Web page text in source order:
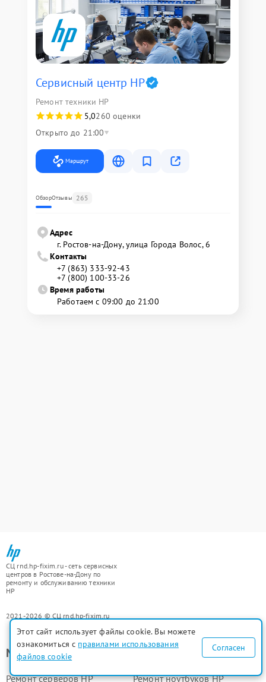
Сервисный центр HP
Ремонт техники HP
5,0260 оценки
Открыто до 21:00
Маршрут
ОбзорОтзывы 265
Адрес
г. Ростов-на-Дону, улица Города Волос, 6
Контакты
+7 (863) 333-92-43
+7 (800) 100-33-26
Время работы
Работаем с 09:00 до 21:00
СЦ rnd.hp-fixim.ru - сеть сервисных
центров в Ростове-на-Дону по
ремонту и обслуживанию техники
HP
2021-2026 © СЦ rnd.hp-fixim.ru
Мы ремонтируем
Ремонт серверов HP Ремонт ноутбуков HP
Этот сайт использует файлы cookie. Вы можете
ознакомиться с правилами использования
файлов cookie
Согласен